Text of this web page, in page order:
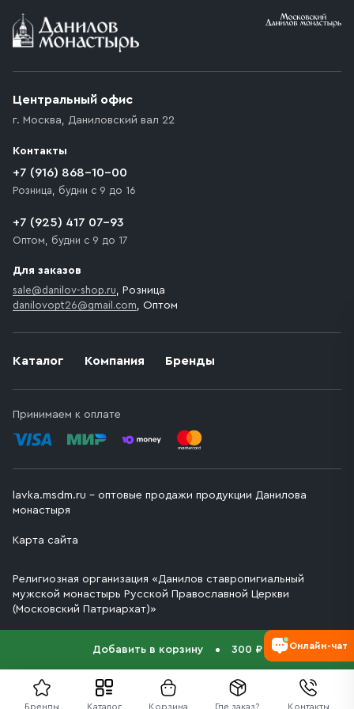
Бренды Каталог Корзина Где заказ? Контакты
Добавить в корзину 300 ₽
Условия доставки
возникают препятствия для подъезда автомобиля,
которое максимально близко к месту запланированной
движения. Если на территории места назначения
доставки предусмотрен платный въезд, то Покупателю
необходимо компенсировать стоимость въезда
Каталог Компания Бренды
Принимаем к оплате
Центральный офис
г. Москва, Даниловский вал 22
Контакты
+7 (916) 868-10-00
Розница, будни с 9 до 16
+7 (925) 417 07-93
Оптом, будни с 9 до 17
Для заказов
sale@danilov-shop.ru, Розница
danilovopt26@gmail.com, Оптом
lavka.msdm.ru – оптовые продажи продукции Данилова
монастыря
Карта сайта
Религиозная организация «Данилов ставропигиальный
мужской монастырь Русской Православной Церкви
(Московский Патриархат)»
Онлайн-чат